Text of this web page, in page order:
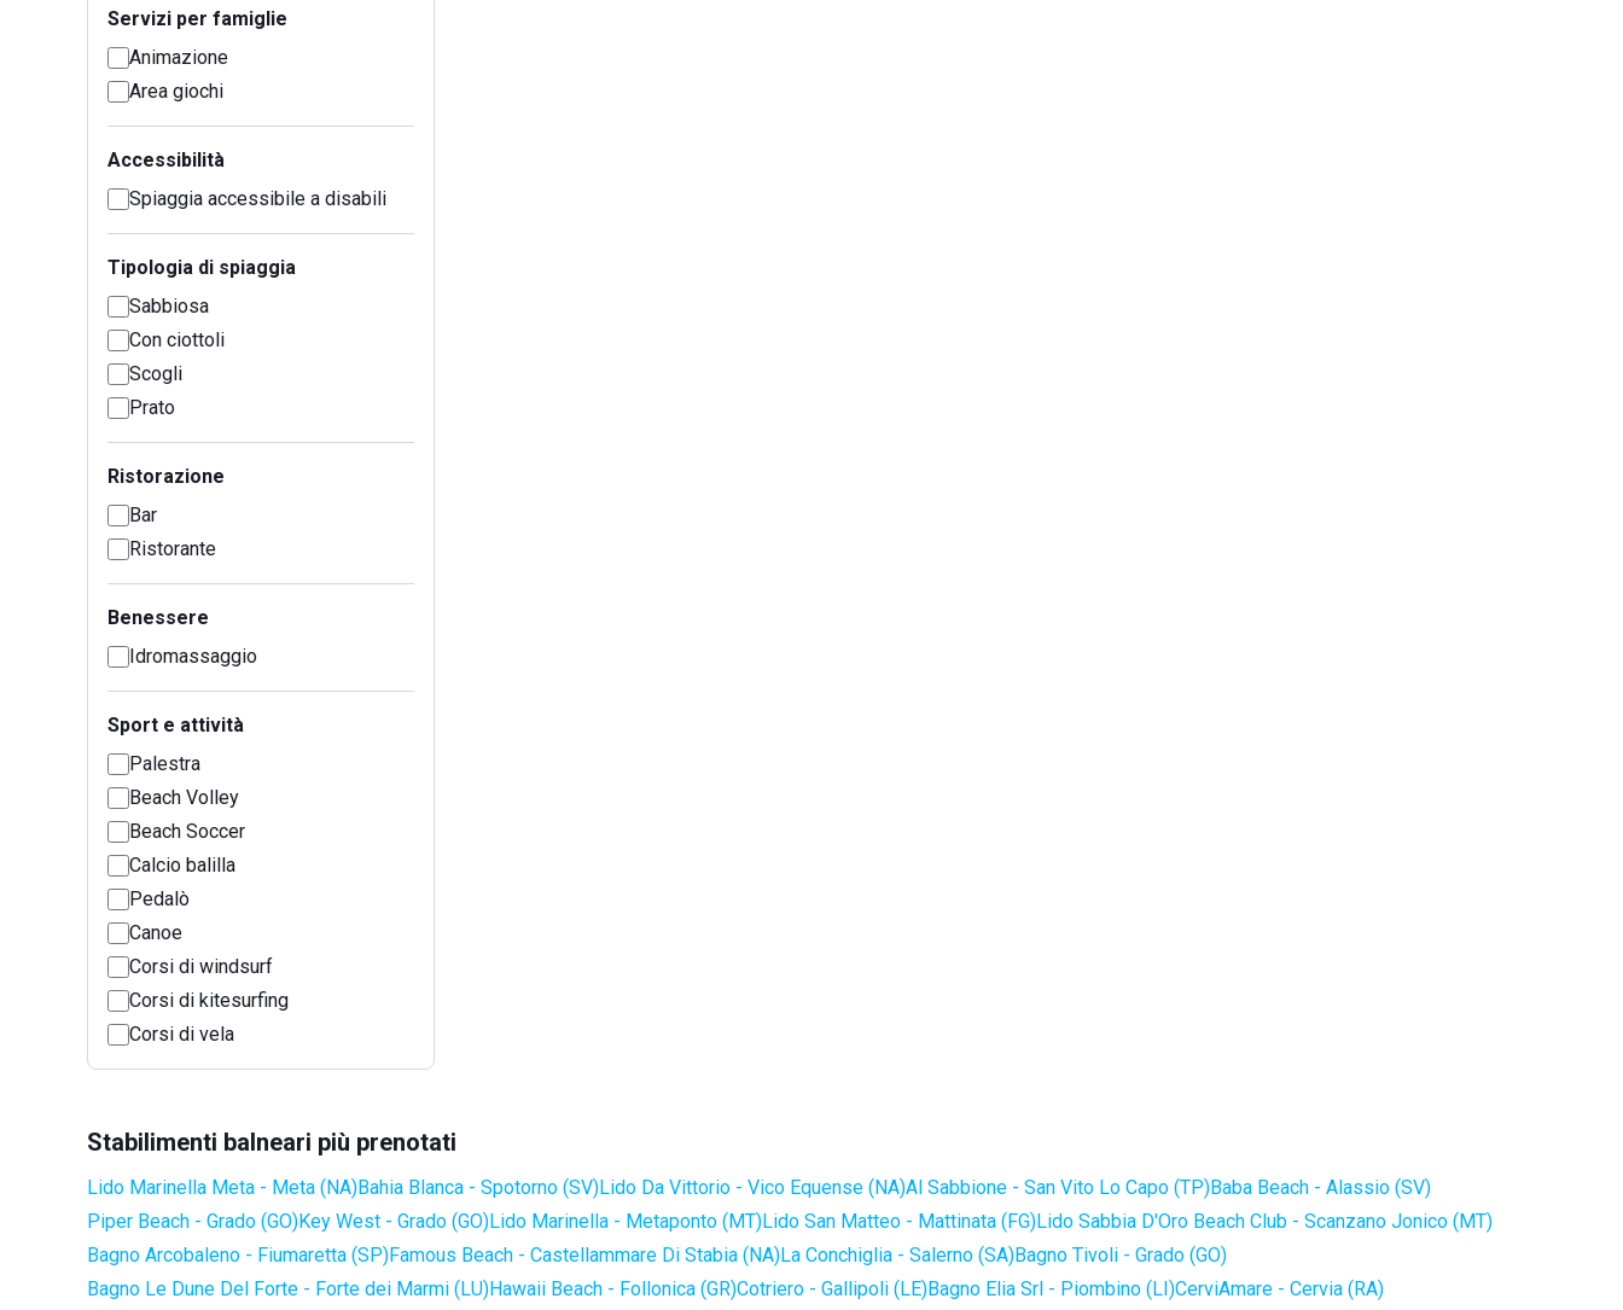
Servizi per famiglie
Animazione
Area giochi
Accessibilità
Spiaggia accessibile a disabili
Tipologia di spiaggia
Sabbiosa
Con ciottoli
Scogli
Prato
Ristorazione
Bar
Ristorante
Benessere
Idromassaggio
Sport e attività
Palestra
Beach Volley
Beach Soccer
Calcio balilla
Pedalò
Canoe
Corsi di windsurf
Corsi di kitesurfing
Corsi di vela
Stabilimenti balneari più prenotati
Lido Marinella Meta - Meta (NA)Bahia Blanca - Spotorno (SV)Lido Da Vittorio - Vico Equense (NA)Al Sabbione - San Vito Lo Capo (TP)Baba Beach - Alassio (SV)
Piper Beach - Grado (GO)Key West - Grado (GO)Lido Marinella - Metaponto (MT)Lido San Matteo - Mattinata (FG)Lido Sabbia D'Oro Beach Club - Scanzano Jonico (MT)
Bagno Arcobaleno - Fiumaretta (SP)Famous Beach - Castellammare Di Stabia (NA)La Conchiglia - Salerno (SA)Bagno Tivoli - Grado (GO)
Bagno Le Dune Del Forte - Forte dei Marmi (LU)Hawaii Beach - Follonica (GR)Cotriero - Gallipoli (LE)Bagno Elia Srl - Piombino (LI)CerviAmare - Cervia (RA)